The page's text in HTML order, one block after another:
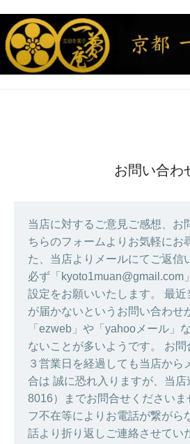
お問い合わ
当店に対するご意見ご感想、お
ちらのフォームよりお気軽にお
た、当店よりメールにてご返信
必ず「kyoto1muan@gmail.com
設定をお願いいたします。 最
が届かないというお問い合わせ
「ezweb」や「yahooメール」
ないことが多いようです。 お問
３営業日を経過しても当店から
合は 誠に恐れ入りますが、当
8016）までお問合せください
フ不在等によりお電話が繋がら
話より折り返しご連絡させてい